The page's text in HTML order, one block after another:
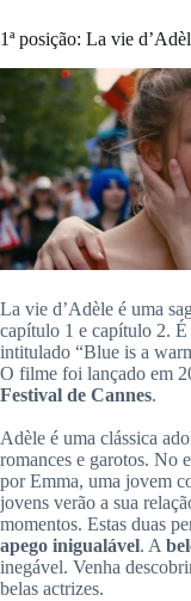
1ªposição: La vie
La vie d’Adèle é uma
capítulo 1 e capítulo 2. É
intitulado “Blue is a
O filme foi lançado em
Festival de Cannes.
Adèle é uma clássica
romances e garotos. No
por Emma, uma jovem
jovens verão a sua
momentos. Estas duas
apego inigualável. A
inegável. Venha
belas actrizes.